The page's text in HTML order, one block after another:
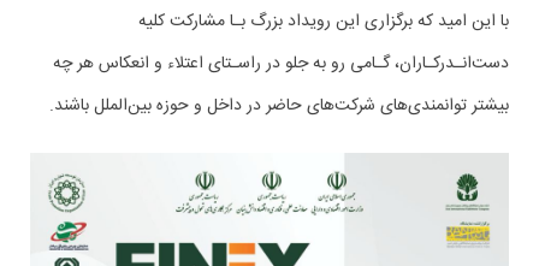
با این امید که برگزاری این رویداد بزرگ بـا مشارکت کلیه
دست‌انـدرکـاران، گـامی رو به جلو در راسـتای اعتلاء و انعکاس هر چه
بیشتر توانمندی‌های شرکت‌های حاضر در داخل و حوزه بین‌الملل باشند.